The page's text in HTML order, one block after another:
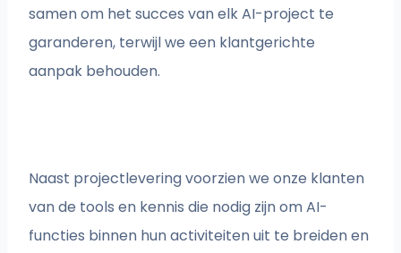
samen om het succes van elk AI-project te
garanderen, terwijl we een klantgerichte
aanpak behouden.
Naast projectlevering voorzien we onze klanten
van de tools en kennis die nodig zijn om AI-
functies binnen hun activiteiten uit te breiden en